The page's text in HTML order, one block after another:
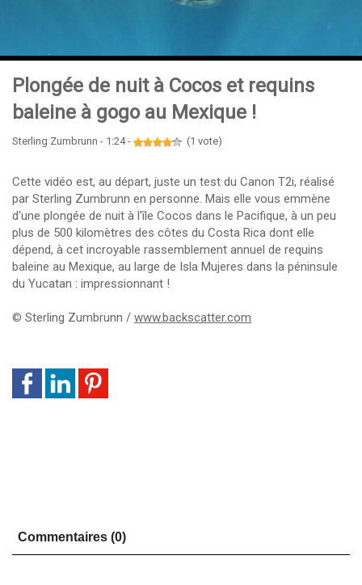
Plongée de nuit à Cocos et requins
baleine à gogo au Mexique !
Sterling Zumbrunn - 1:24 - (1 vote)
Cette vidéo est, au départ, juste un test du Canon T2i, réalisé
par Sterling Zumbrunn en personne. Mais elle vous emmène
d'une plongée de nuit à l'île Cocos dans le Pacifique, à un peu
plus de 500 kilomètres des côtes du Costa Rica dont elle
dépend, à cet incroyable rassemblement annuel de requins
baleine au Mexique, au large de Isla Mujeres dans la péninsule
du Yucatan : impressionnant !
© Sterling Zumbrunn / www.backscatter.com
Commentaires (0)